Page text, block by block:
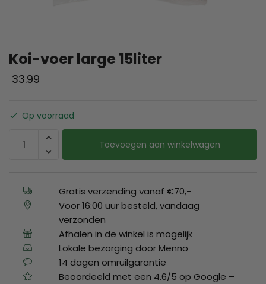
Koi-voer large 15liter
33.99
Op voorraad
Toevoegen aan winkelwagen
Gratis verzending vanaf €70,-
Voor 16:00 uur besteld, vandaag
verzonden
Afhalen in de winkel is mogelijk
Lokale bezorging door Menno
14 dagen omruilgarantie
Beoordeeld met een 4.6/5 op Google –